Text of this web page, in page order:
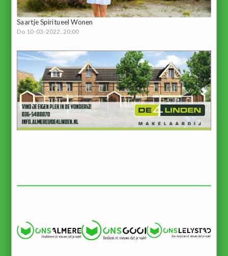
Saartje Spiritueel Wonen
Do 10-03-2022, 20:00